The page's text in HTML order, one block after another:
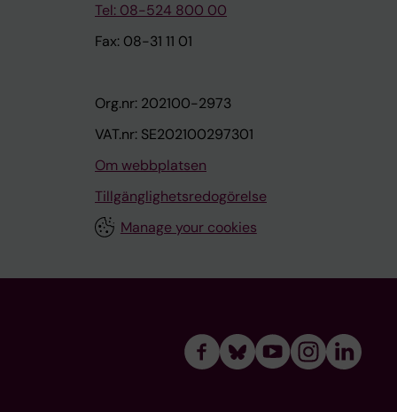
Tel: 08-524 800 00
Fax: 08-31 11 01
Org.nr: 202100-2973
VAT.nr: SE202100297301
Om webbplatsen
Tillgänglighetsredogörelse
Manage your cookies